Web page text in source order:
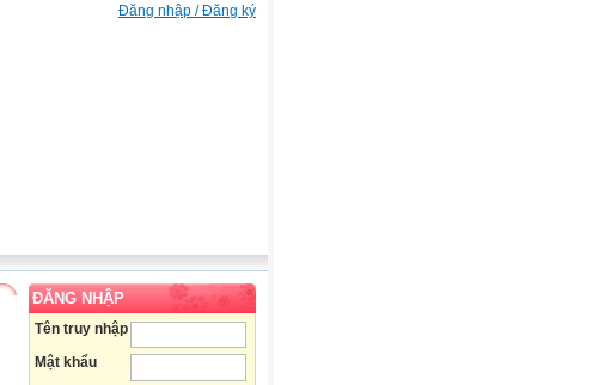
Đăng nhập / Đăng ký
ĐĂNG NHẬP
Tên truy nhập
Mật khẩu